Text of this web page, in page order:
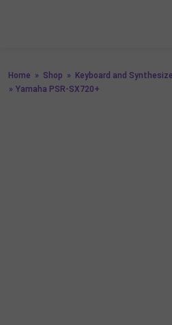
Home » Shop » Keyboard and
» Yamaha PSR-SX720+